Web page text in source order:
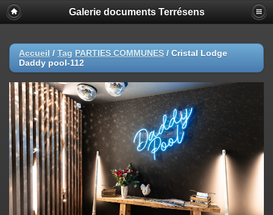
Galerie documents Terrésens
Accueil / Tag PARTIES COMMUNES / Cristal Lodge
Daddy pool-112